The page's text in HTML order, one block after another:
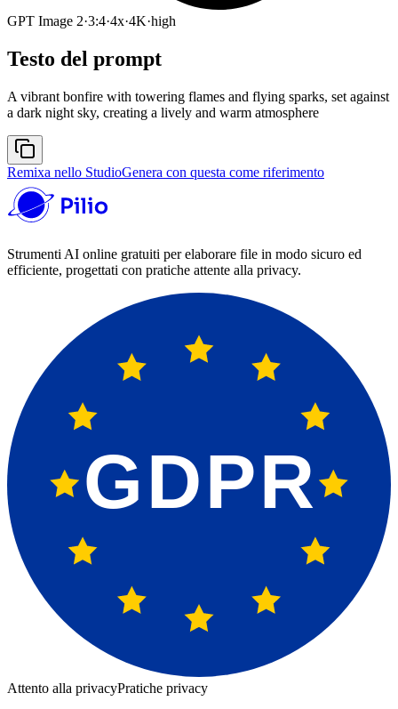
GPT Image 2·3:4·4x·4K·high
Testo del prompt
A vibrant bonfire with towering flames and flying sparks, set against
a dark night sky, creating a lively and warm atmosphere
Remixa nello StudioGenera con questa come riferimento
Strumenti AI online gratuiti per elaborare file in modo sicuro ed
efficiente, progettati con pratiche attente alla privacy.
GDPR
Attento alla privacyPratiche privacy